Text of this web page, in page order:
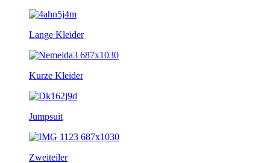
Lange Kleider
Kurze Kleider
Jumpsuit
Zweiteiler